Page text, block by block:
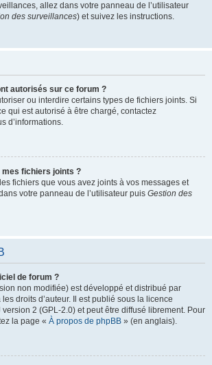
allez dans votre panneau de l’utilisateur
des surveillances) et suivez les instructions.
autorisés sur ce forum ?
ou interdire certains types de fichiers joints. Si
qui est autorisé à être chargé, contactez
d’informations.
fichiers joints ?
fichiers que vous avez joints à vos messages et
votre panneau de l’utilisateur puis Gestion des
de forum ?
non modifiée) est développé et distribué par
les droits d’auteur. Il est publié sous la licence
2 (GPL-2.0) et peut être diffusé librement. Pour
la page « À propos de phpBB » (en anglais).